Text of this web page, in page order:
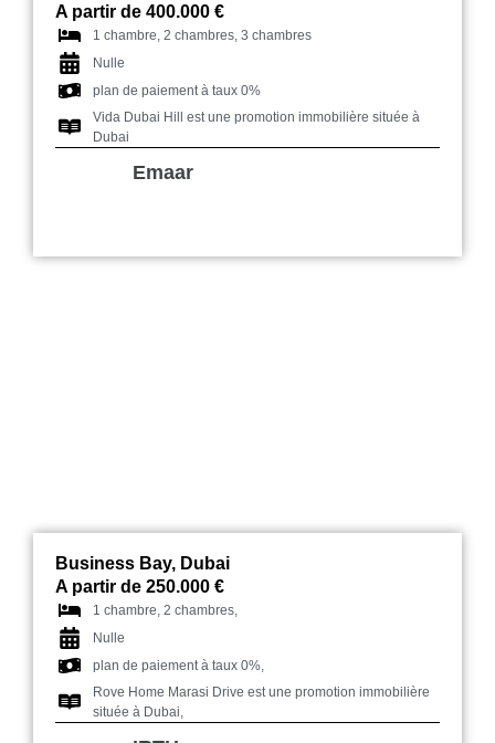
A partir de 400.000 €
1 chambre, 2 chambres, 3 chambres
Nulle
plan de paiement à taux 0%
Vida Dubai Hill est une promotion immobilière située à
Dubai
Emaar
Business Bay, Dubai
A partir de 250.000 €
1 chambre, 2 chambres,
Nulle
plan de paiement à taux 0%,
Rove Home Marasi Drive est une promotion immobilière
située à Dubai,